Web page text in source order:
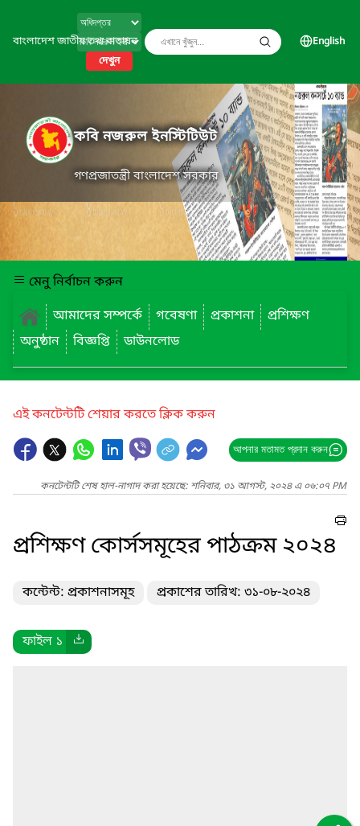
বাংলাদেশ জাতীয় তথ্য বাতায়ন
দেখুন
English
কবি নজরুল ইনস্টিটিউট
গণপ্রজাতন্ত্রী বাংলাদেশ সরকার
মেনু নির্বাচন করুন
আমাদের সম্পর্কে
গবেষণা প্রকাশনা
প্রশিক্ষণ
অনুষ্ঠান
বিজ্ঞপ্তি ডাউনলোড
এই কনটেন্টটি শেয়ার করতে ক্লিক করুন
আপনার মতামত প্রদান করুন
কনটেন্টটি শেষ হাল-নাগাদ করা হয়েছে: শনিবার, ৩১ আগস্ট, ২০২৪ এ ০৬:০৭ PM
প্রশিক্ষণ কোর্সসমূহের পাঠক্রম ২০২৪
কন্টেন্ট: প্রকাশনাসমূহ প্রকাশের তারিখ: ৩১-০৮-২০২৪
ফাইল ১